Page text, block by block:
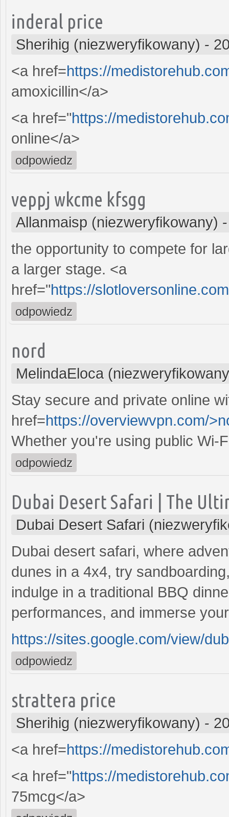
inderal price
Sherihig (niezweryfikowany) -
<a href=https://
amoxicillin</a>
<a href="https://
online</a>
odpowiedz
veppj wkcme kfsgg
Allanmaisp (niezweryfikowany)
the opportunity to compete for
a larger stage. <a
href="https://
odpowiedz
nord
MelindaEloca
Stay secure and private online
href=https://overviewvpn.com/
Whether you're using public Wi-
odpowiedz
Dubai Desert Safari | The
Dubai Desert Safari
Dubai desert safari, where
dunes in a 4x4, try
indulge in a traditional BBQ
performances, and immerse
https://sites.google.com/view/
odpowiedz
strattera price
Sherihig (niezweryfikowany) -
<a href=https://
<a href="https://
75mcg</a>